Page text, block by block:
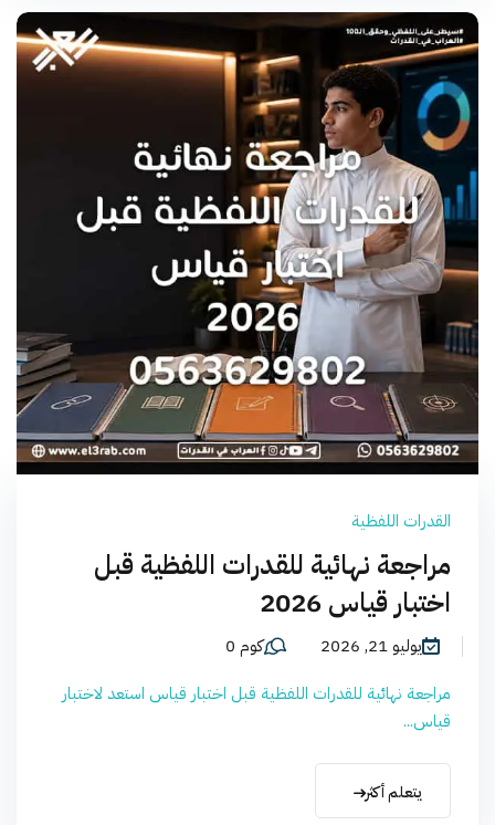
القدرات اللفظية
مراجعة نهائية للقدرات اللفظية قبل
اختبار قياس 2026
يوليو 21, 2026
كوم 0
مراجعة نهائية للقدرات اللفظية قبل اختبار قياس استعد لاختبار
قياس...
يتعلم أكثر